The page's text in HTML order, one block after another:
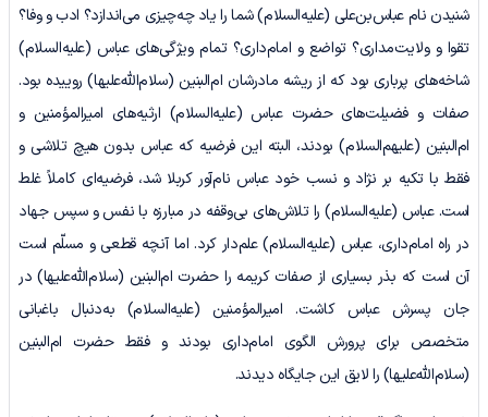
شنیدن نام عباس‌بن‌علی (علیه‌السلام) شما را یاد چه‌چیزی می‌اندازد؟ ادب و وفا؟
تقوا و ولایت‌مداری؟ تواضع و امام‌داری؟ تمام ویژگی‌های عباس (علیه‌السلام)
شاخه‌های پرباری بود که از ریشه مادرشان ام‌البنین (سلام‌الله‌علیها) روییده بود.
صفات و فضیلت‌های حضرت عباس (علیه‌السلام) ارثیه‌های امیرالمؤمنین و
ام‌البنین (علیهم‌السلام) بودند، البته این فرضیه که عباس بدون هیچ تلاشی و
فقط با تکیه بر نژاد و نسب خود عباس نام‌آور کربلا شد، فرضیه‌ای کاملاً غلط
است. عباس (علیه‌السلام) را تلاش‌های بی‌وقفه در مبارزه با نفس و سپس جهاد
در راه امام‌داری، عباس (علیه‌السلام) علم‌دار کرد. اما آنچه قطعی و مسلّم است
آن است که بذر بسیاری از صفات کریمه را حضرت ام‌البنین (سلام‌الله‌علیها) در
جان پسرش عباس کاشت. امیرالمؤمنین (علیه‌السلام) به‌دنبال باغبانی
متخصص برای پرورش الگوی امام‌داری بودند و فقط حضرت ام‌البنین
(سلام‌الله‌علیها) را لایق این جایگاه دیدند.